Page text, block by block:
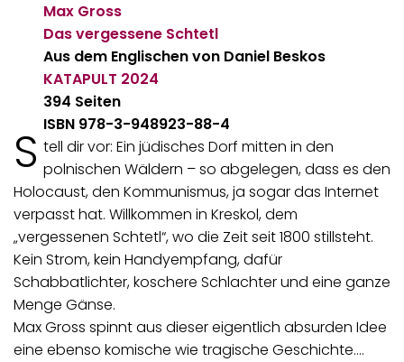
Max Gross
Das vergessene Schtetl
Aus dem Englischen von Daniel Beskos
KATAPULT 2024
394 Seiten
ISBN 978-3-948923-88-4
S tell dir vor: Ein jüdisches Dorf mitten in den
polnischen Wäldern – so abgelegen, dass es den
Holocaust, den Kommunismus, ja sogar das Internet
verpasst hat. Willkommen in Kreskol, dem
„vergessenen Schtetl“, wo die Zeit seit 1800 stillsteht.
Kein Strom, kein Handyempfang, dafür
Schabbatlichter, koschere Schlachter und eine ganze
Menge Gänse.
Max Gross spinnt aus dieser eigentlich absurden Idee
eine ebenso komische wie tragische Geschichte.…